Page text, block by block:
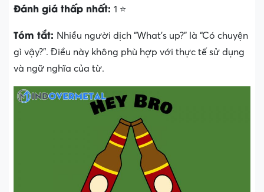
Đánh giá thấp nhất: 1 ⭐
Tóm tắt: Nhiều người dịch “What’s up?” là “Có chuyện
gì vậy?”. Điều này không phù hợp với thực tế sử dụng
và ngữ nghĩa của từ.